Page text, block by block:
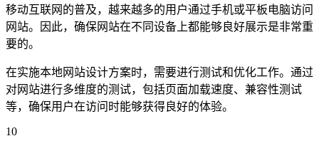
移动互联网的普及，越来越多的用户通过手机或平板电脑访问
网站。因此，确保网站在不同设备上都能够良好展示是非常重
要的。
在实施本地网站设计方案时，需要进行测试和优化工作。通过
对网站进行多维度的测试，包括页面加载速度、兼容性测试
等，确保用户在访问时能够获得良好的体验。
10